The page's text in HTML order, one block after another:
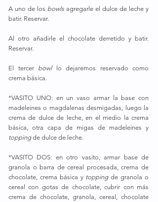
A uno de los bowls agregarle el dulce de leche y
batir. Reservar.
Al otro añadirle el chocolate derretido y batir.
Reservar.
El tercer bowl
lo dejaremos reservado como
crema básica.
*VASITO UNO: en un vaso armar la base con
madeleines o magdalenas desmigadas, luego la
crema de dulce de leche, en el medio la crema
topping de dulce de leche.
*VASITO DOS: en otro vasito, armar base de
granola o barra de cereal procesada, crema de
chocolate, crema básica y topping de granola o
cereal con gotas de chocolate, cubrir con más
crema de chocolate, granola, cereal, chocolate